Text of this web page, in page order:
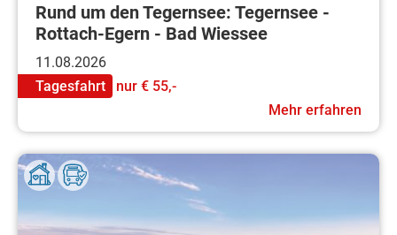
Rund um den Tegernsee: Tegernsee -
Rottach-Egern - Bad Wiessee
11.08.2026
Tagesfahrt
nur € 55,-
Mehr erfahren